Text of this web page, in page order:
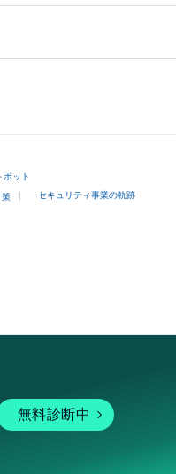
ボット
策 セキュリティ事業の軌跡
無料診断中